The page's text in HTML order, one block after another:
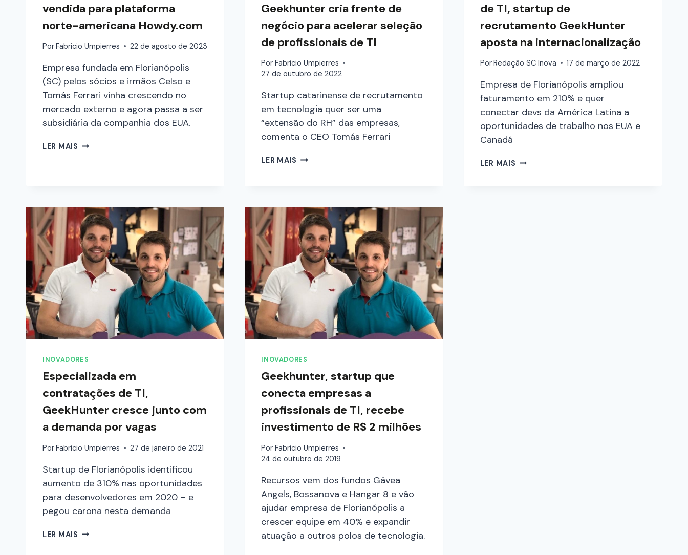
vendida para plataforma
norte-americana Howdy.com
PorFabricio Umpierres 22 de agosto de 2023
Empresa fundada em Florianópolis
(SC) pelos sócios e irmãos Celso e
Tomás Ferrari vinha crescendo no
mercado externo e agora passa a ser
subsidiária da companhia dos EUA.
LER MAIS
Geekhunter cria frente de
negócio para acelerar seleção
de profissionais de TI
Por Fabricio Umpierres
27 de outubro de 2022
Startup catarinense de recrutamento
em tecnologia quer ser uma
“extensão do RH” das empresas,
comenta o CEO Tomás Ferrari
LER MAIS
de TI, startup de
recrutamento GeekHunter
aposta na internacionalização
PorRedação SC Inova 17 de março de 2022
Empresa de Florianópolis ampliou
faturamento em 210% e quer
conectar devs da América Latina a
oportunidades de trabalho nos EUA e
Canadá
LER MAIS
INOVADORES
Especializada em
contratações de TI,
GeekHunter cresce junto com
a demanda por vagas
PorFabricio Umpierres 27 de janeiro de 2021
Startup de Florianópolis identificou
aumento de 310% nas oportunidades
para desenvolvedores em 2020 – e
pegou carona nesta demanda
LER MAIS
INOVADORES
Geekhunter, startup que
conecta empresas a
profissionais de TI, recebe
investimento de R$ 2 milhões
Por Fabricio Umpierres
24 de outubro de 2019
Recursos vem dos fundos Gávea
Angels, Bossanova e Hangar 8 e vão
ajudar empresa de Florianópolis a
crescer equipe em 40% e expandir
atuação a outros polos de tecnologia.